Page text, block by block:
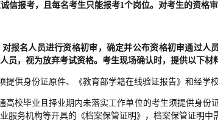
信报考，且每名考生只能报考1个岗位。对考生的资格
报名人员进行资格初审，确定并公布资格初审通过
员，视为放弃考试资格。考生现场确认时，提供以下材
提供身份证原件、《教育部学籍在线验证报告》和经学
高校毕业且择业期内未落实工作单位的考生须提供身
服务机构等开具的《档案保管证明》，档案保管证明中